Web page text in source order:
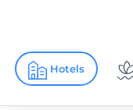
Hotels